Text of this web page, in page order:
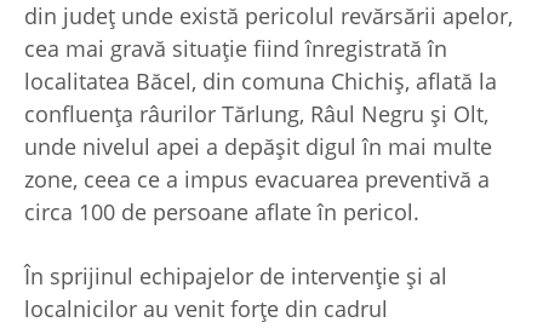
din judeţ unde există pericolul revărsării apelor,
cea mai gravă situaţie fiind înregistrată în
localitatea Băcel, din comuna Chichiş, aflată la
confluenţa râurilor Tărlung, Râul Negru şi Olt,
unde nivelul apei a depăşit digul în mai multe
zone, ceea ce a impus evacuarea preventivă a
circa 100 de persoane aflate în pericol.
În sprijinul echipajelor de intervenţie şi al
localnicilor au venit forţe din cadrul